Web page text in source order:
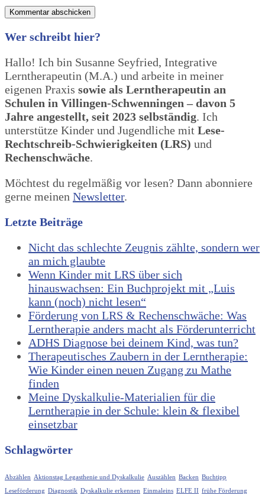
Wer schreibt hier?
Hallo! Ich bin Susanne Seyfried, Integrative
Lerntherapeutin (M.A.) und arbeite in meiner
eigenen Praxis sowie als Lerntherapeutin an
Schulen in Villingen-Schwenningen – davon 5
Jahre angestellt, seit 2023 selbständig. Ich
unterstütze Kinder und Jugendliche mit Lese-
Rechtschreib-Schwierigkeiten (LRS) und
Rechenschwäche.
Möchtest du regelmäßig vor lesen? Dann abonniere
gerne meinen Newsletter.
Letzte Beiträge
Nicht das schlechte Zeugnis zählte, sondern wer
an mich glaubte
Wenn Kinder mit LRS über sich
hinauswachsen: Ein Buchprojekt mit „Luis
kann (noch) nicht lesen“
Förderung von LRS & Rechenschwäche: Was
Lerntherapie anders macht als Förderunterricht
ADHS Diagnose bei deinem Kind, was tun?
Therapeutisches Zaubern in der Lerntherapie:
Wie Kinder einen neuen Zugang zu Mathe
finden
Meine Dyskalkulie-Materialien für die
Lerntherapie in der Schule: klein & flexibel
einsetzbar
Schlagwörter
Abzählen Aktionstag Legasthenie und Dyskalkulie Auszählen Backen Buchtipp
Leseförderung Diagnostik Dyskalkulie erkennen Einmaleins ELFE II frühe Förderung